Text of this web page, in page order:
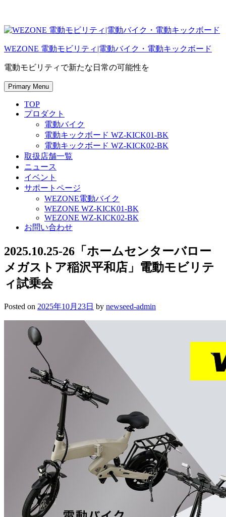
Skip
content
WEZONE 電動モビリティ|電動バイク・電動キックボード
電動モビリティで新たな日常の可能性を
Primary Menu
TOP
プロダクト
電動バイク
電動キックボード WZ-KICK01-BK
電動キックボード WZ-KICK02-BK
取扱店舗一覧
ニュース
イベント
サポートページ
WEZONE電動バイク
WEZONE WZ-KICK01-BK
WEZONE WZ-KICK02-BK
お問い合わせ
2025.10.25-26 「ホームセンターバロー
メガストア稲沢平和店」電動モビリテ
ィ試乗会
Posted on 2025年10月23日 by newseed-admin